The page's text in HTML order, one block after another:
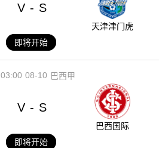
V - S
天津津门虎
即将开始
08-10
03:00 巴西甲
V - S
巴西国际
即将开始